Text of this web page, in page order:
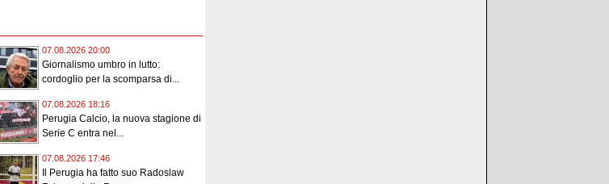
07.08.2026 20:00
Giornalismo umbro in lutto:
cordoglio per la scomparsa di...
07.08.2026 18:16
Perugia Calcio, la nuova stagione di
Serie C entra nel...
07.08.2026 17:46
Il Perugia ha fatto suo Radoslaw